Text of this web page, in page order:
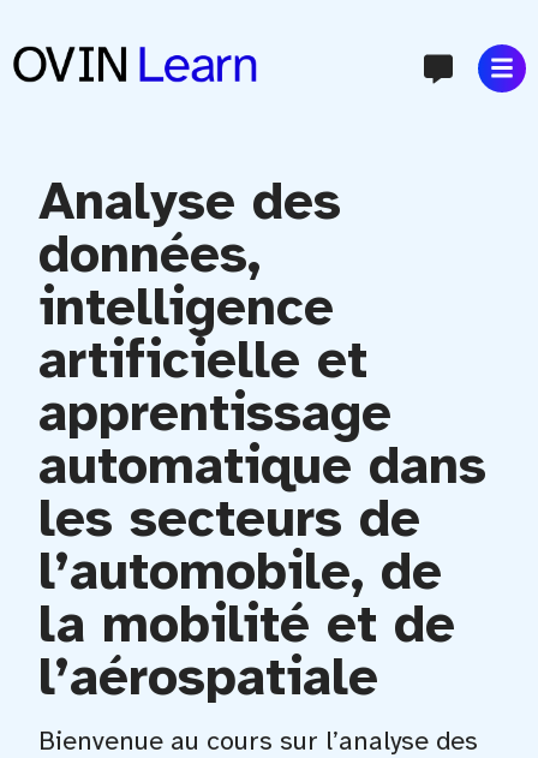
Analyse des
données,
intelligence
artificielle et
apprentissage
automatique dans
les secteurs de
l’automobile, de
la mobilité et de
l’aérospatiale
Bienvenue au cours sur l’analyse des